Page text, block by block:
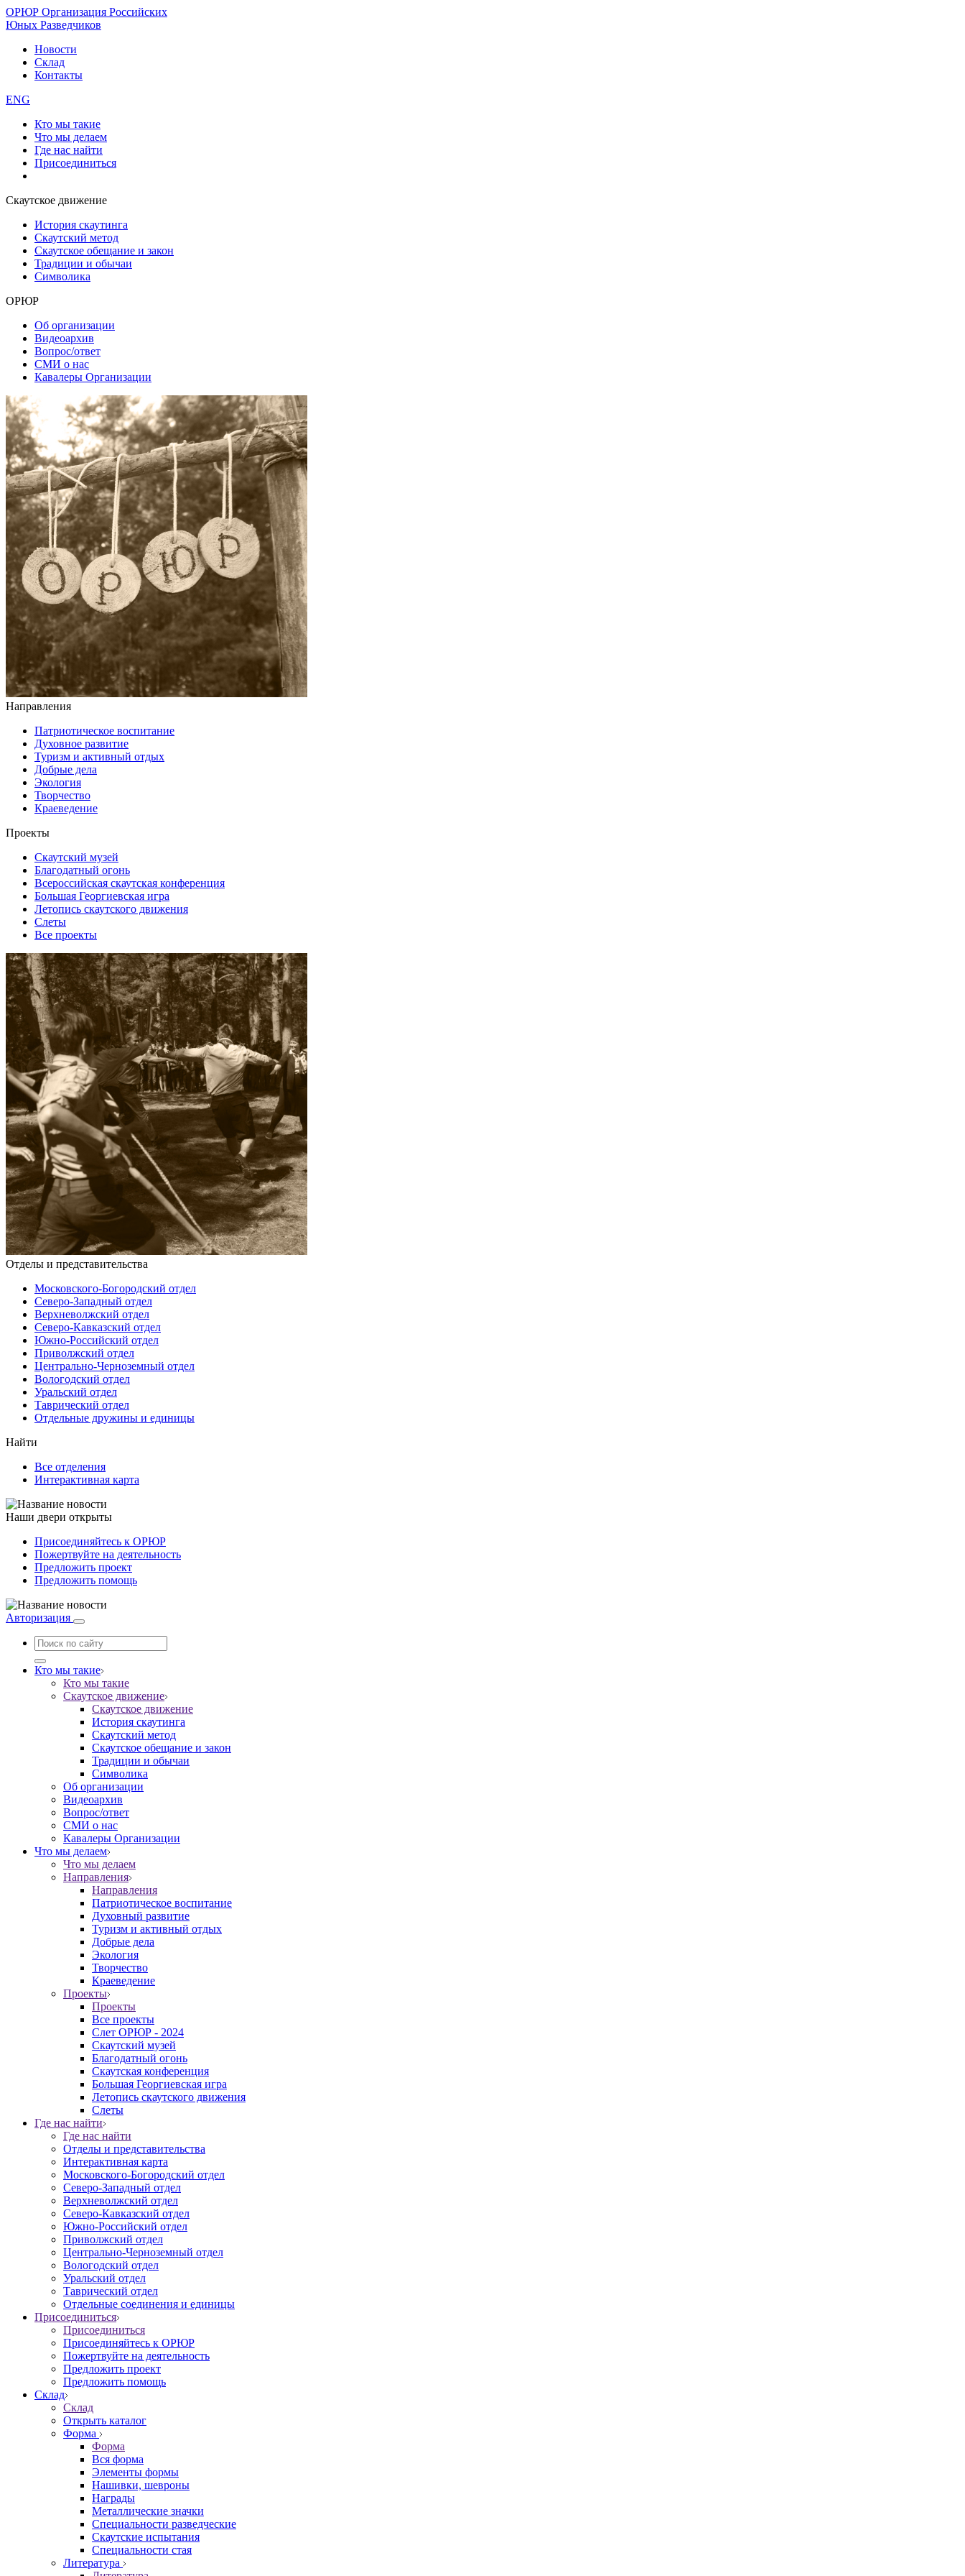
ОРЮР Организация Российских
Юных Разведчиков
Новости
Склад
Контакты
ENG
Кто мы такие
Что мы делаем
Где нас найти
Присоединиться
Скаутское движение
История скаутинга
Скаутский метод
Скаутское обещание и закон
Традиции и обычаи
Символика
ОРЮР
Об организации
Видеоархив
Вопрос/ответ
СМИ о нас
Кавалеры Организации
Направления
Патриотическое воспитание
Духовное развитие
Туризм и активный отдых
Добрые дела
Экология
Творчество
Краеведение
Проекты
Скаутский музей
Благодатный огонь
Всероссийская скаутская конференция
Большая Георгиевская игра
Летопись скаутского движения
Слеты
Все проекты
Отделы и представительства
Московского-Богородский отдел
Северо-Западный отдел
Верхневолжский отдел
Северо-Кавказский отдел
Южно-Российский отдел
Приволжский отдел
Центрально-Черноземный отдел
Вологодский отдел
Уральский отдел
Таврический отдел
Отдельные дружины и единицы
Найти
Все отделения
Интерактивная карта
Наши двери открыты
Присоединяйтесь к ОРЮР
Пожертвуйте на деятельность
Предложить проект
Предложить помощь
Авторизация
Кто мы такие
Кто мы такие
Скаутское движение
Скаутское движение
История скаутинга
Скаутский метод
Скаутское обещание и закон
Традиции и обычаи
Символика
Об организации
Видеоархив
Вопрос/ответ
СМИ о нас
Кавалеры Организации
Что мы делаем
Что мы делаем
Направления
Направления
Патриотическое воспитание
Духовный развитие
Туризм и активный отдых
Добрые дела
Экология
Творчество
Краеведение
Проекты
Проекты
Все проекты
Слет ОРЮР - 2024
Скаутский музей
Благодатный огонь
Cкаутская конференция
Большая Георгиевская игра
Летопись скаутского движения
Слеты
Где нас найти
Где нас найти
Отделы и представительства
Интерактивная карта
Московского-Богородский отдел
Северо-Западный отдел
Верхневолжский отдел
Северо-Кавказский отдел
Южно-Российский отдел
Приволжский отдел
Центрально-Черноземный отдел
Вологодский отдел
Уральский отдел
Таврический отдел
Отдельные соединения и единицы
Присоединиться
Присоединиться
Присоединяйтесь к ОРЮР
Пожертвуйте на деятельность
Предложить проект
Предложить помощь
Склад
Склад
Открыть каталог
Форма
Форма
Вся форма
Элементы формы
Нашивки, шевроны
Награды
Металлические значки
Специальности разведческие
Скаутские испытания
Специальности стая
Литература